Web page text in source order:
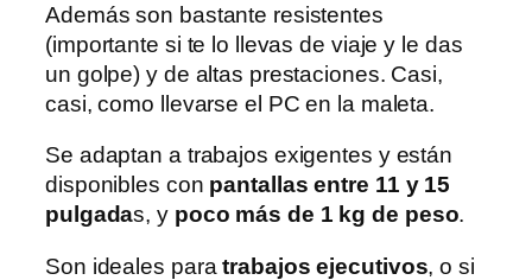
Además son bastante resistentes
(importante si te lo llevas de viaje y le das
un golpe) y de altas prestaciones. Casi,
casi, como llevarse el PC en la maleta.
Se adaptan a trabajos exigentes y están
disponibles con pantallas entre 11 y 15
pulgadas, y poco más de 1 kg de peso.
Son ideales paratrabajos ejecutivos, o si